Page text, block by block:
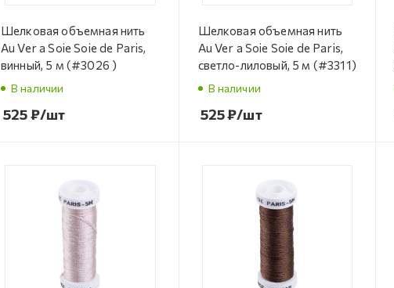
Шелковая объемная нить
Au Ver a Soie Soie de Paris,
винный, 5 м (#3026 )
В наличии
525₽/шт
Шелковая объемная нить
Au Ver a Soie Soie de Paris,
светло-лиловый, 5 м (#3311)
В наличии
525₽/шт